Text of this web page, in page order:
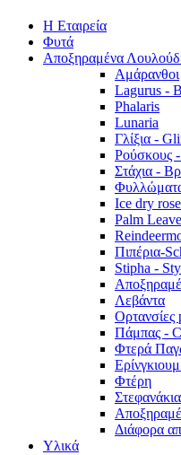
Η Εταιρεία
Φυτά
Αποξηραμένα
Αμάρανθοι
Lagurus -
Phalaris
Lunaria
Γλίξια -
Ρούσκους
Στάχια -
Ice dry
Palm
Πιπέρια-
Stipha -
Λεβάντα
Ορτανσίες
Πάμπας -
Φτερά
Φτέρη
Διάφορα
Υλικά